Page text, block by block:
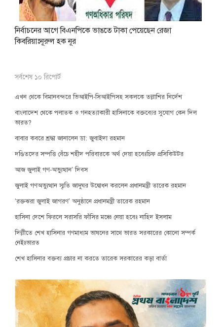
নির্বাচনের আগে বিএনপিকে ভাঙতে টাকা পেয়েছেন রেজা
কিবরিয়াঃনূরুল হক নূর
সর্বশেষ ১০ রিপোর্ট
এখন থেকে বিমানবন্দরে ভিআইপি-সিআইপিসহ সকলকে তল্লাশির নির্দেশ
বাংলাদেশ থেকে পলাতক ও গনহত্যাকারী হাসিনাকে বক্তব্যের সুযোগ কেন দিল
ভারত?
বাবার কবরে শ্রদ্ধা জানালেন ডা: জুবাইদা রহমান
দণ্ডিতদের সম্পত্তি বেঁচে শহীদ পরিবারকে অর্থ দেয়া হবেঃচিফ প্রসিকিউটর
আজ জুলাই গণ-অভ্যুত্থান’ দিবস
জুলাই গণঅভ্যুত্থান স্মৃতি জাদুঘর উদ্বোধন করলেন প্রধানমন্ত্রী তারেক রহমান
‘রক্তঝরা জুলাই জাগরণ’ অনুষ্ঠানে প্রধানমন্ত্রী তারেক রহমান
হাসিনা দেশে ফিরলে সরাসরি ফাঁসির মঞ্চে নেয়া হবেঃ নাহিদ ইসলাম
দিল্লীতে শেখ হাসিনার গণমাধ্যম ভাষনের সাথে ভারত সরকারের কোনো সম্পর্ক
নেইঃভারত
শেখ হাসিনার বক্তব্য প্রচার না করতে তারেক সরকারের কড়া বার্তা